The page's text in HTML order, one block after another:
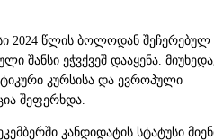
2024 წლის ბოლოდან შეჩერებულ
შანსი ეჭვქვეშ დააყენა.
კურსისა და ევროპული
შეფერხდა.
კანდიდატის სტატუსი